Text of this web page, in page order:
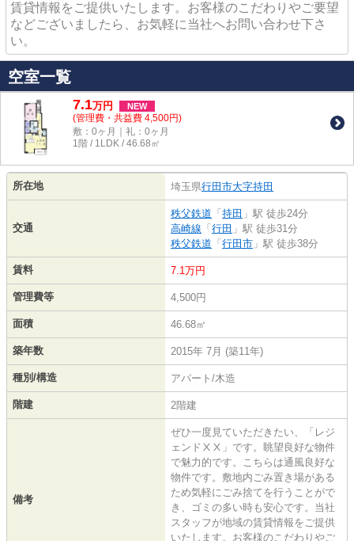
賃貸情報をご提供いたします。お客様のこだわりやご要望
などございましたら、お気軽に当社へお問い合わせ下さ
い。
空室一覧
7.1万円 NEW
(管理費・共益費 4,500円)
敷：0ヶ月｜礼：0ヶ月
1階 / 1LDK / 46.68㎡
所在地 埼玉県行田市大字持田
交通
秩父鉄道 「 持田 」駅 徒歩24分
高崎線 「 行田 」駅 徒歩31分
秩父鉄道 「 行田市 」駅 徒歩38分
賃料 7.1万円
管理費等 4,500円
面積 46.68㎡
築年数 2015年 7月 (築11年)
種別/構造 アパート/木造
階建 2階建
備考
ぜひ一度見ていただきたい、「レジ
ェンドⅩⅩ」です。眺望良好な物件
で魅力的です。こちらは通風良好な
物件です。敷地内ごみ置き場がある
ため気軽にごみ捨てを行うことがで
き、ゴミの多い時も安心です。当社
スタッフが地域の賃貸情報をご提供
いたします。お客様のこだわりやご